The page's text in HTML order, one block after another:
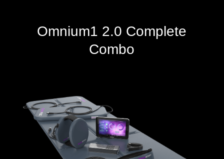
Omnium1 2.0 Complete
Combo